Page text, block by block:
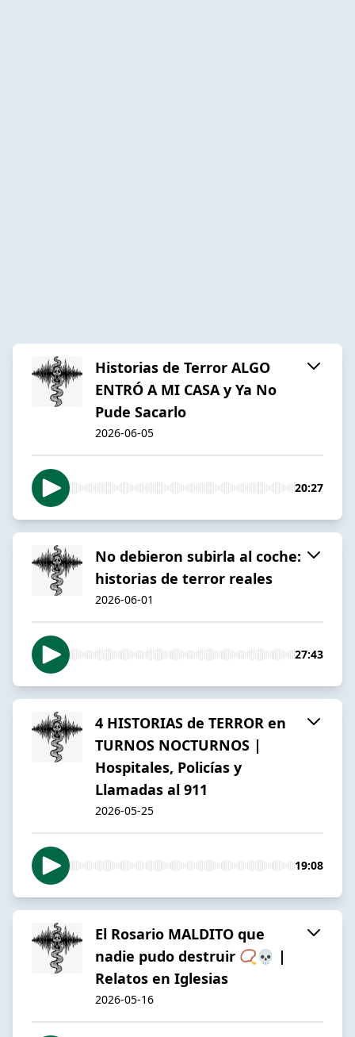
Historias de Terror ALGO
ENTRÓ A MI CASA y Ya No
Pude Sacarlo
2026-06-05
20:27
No debieron subirla al coche:
historias de terror reales
2026-06-01
27:43
4 HISTORIAS de TERROR en
TURNOS NOCTURNOS |
Hospitales, Policías y
Llamadas al 911
2026-05-25
19:08
El Rosario MALDITO que
nadie pudo destruir 📿💀 |
Relatos en Iglesias
2026-05-16